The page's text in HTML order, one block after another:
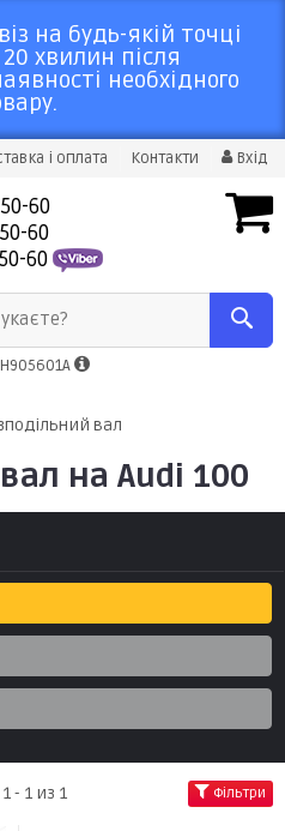
на будь-якій точці
хвилин після
необхідного
і оплата Контакти Вхід
60
60
60
вал
на Audi 100
1 - 1 из 1 Фільтри